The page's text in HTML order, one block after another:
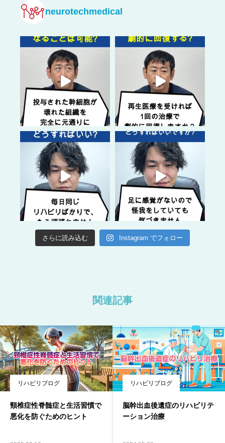
neurotechmedical
さらに読み込む Instagram でフォロー
関連記事
リハビリブログ
頸椎症性脊髄症と生活習慣で
悪化を防ぐためのヒント
リハビリブログ
脳幹出血後遺症のリハビリテ
ーション治療